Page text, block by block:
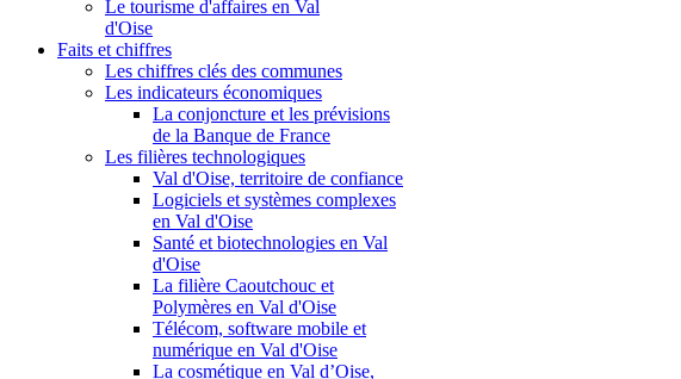
Le tourisme d'affaires en Val
d'Oise
Faits et chiffres
Les chiffres clés des communes
Les indicateurs économiques
La conjoncture et les prévisions
de la Banque de France
Les filières technologiques
Val d'Oise, territoire de confiance
Logiciels et systèmes complexes
en Val d'Oise
Santé et biotechnologies en Val
d'Oise
La filière Caoutchouc et
Polymères en Val d'Oise
Télécom, software mobile et
numérique en Val d'Oise
La cosmétique en Val d’Oise,